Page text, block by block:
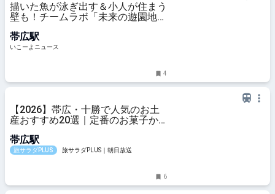
描いた魚が泳ぎ出す＆小人が住まう
壁も！チームラボ「未来の遊園地」
帯広駅
いこーよニュース
4
【2026】帯広・十勝で人気のお土
産おすすめ20選｜定番のお菓子か
で幅広く紹介
帯広駅
旅サラダPLUS 旅サラダPLUS｜朝日放送
6